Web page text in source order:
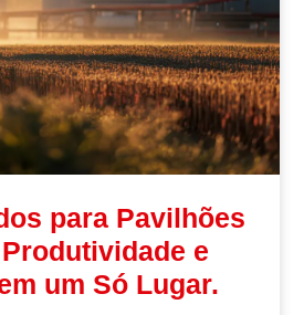
para Pavilhões
e
um Só Lugar.